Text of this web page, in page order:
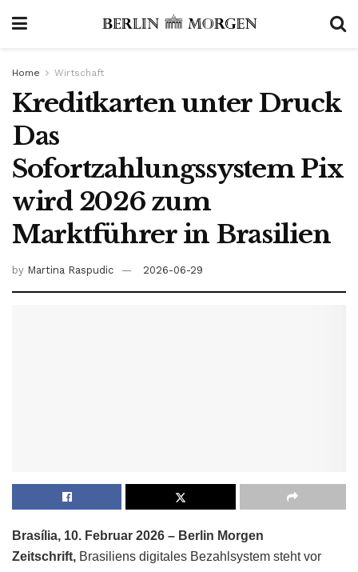
Home Wirtschaft
Kreditkarten unter Druck
Das
Sofortzahlungssystem Pix
wird 2026 zum
Marktführer in Brasilien
by Martina Raspudic 2026-06-29
Brasília, 10. Februar 2026 – Berlin Morgen
Zeitschrift, Brasiliens digitales Bezahlsystem steht vor